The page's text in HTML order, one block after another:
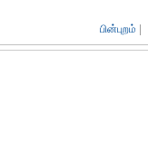
பின்புறம்